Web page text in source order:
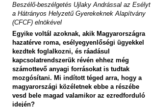
Beszélő-beszélgetés Ujlaky Andrással az Esélyt
a Hátrányos Helyzetű Gyerekeknek Alapítvány
(CFCF) elnökével
Egyike voltál azoknak, akik Magyarországra
hazatérve roma, esélyegyenlőségi ügyekkel
kezdtek foglalkozni, és ráadásul
kapcsolatrendszerük révén ehhez még
számottevő anyagi forrásokat is tudtak
mozgósítani. Mi indított téged arra, hogy a
magyarországi közéletnek ebbe a részébe
vesd bele magad valamikor az ezredforduló
idején?